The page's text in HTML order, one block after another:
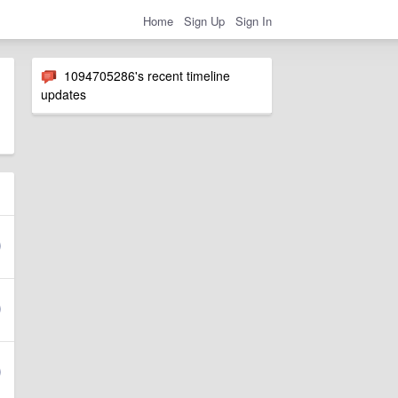
Home Sign Up Sign In
1094705286's recent timeline
updates